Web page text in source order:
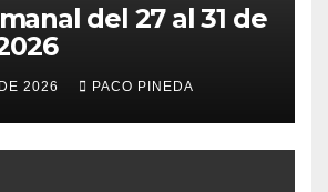
del 27 al 31 de
2026 PACO PINEDA